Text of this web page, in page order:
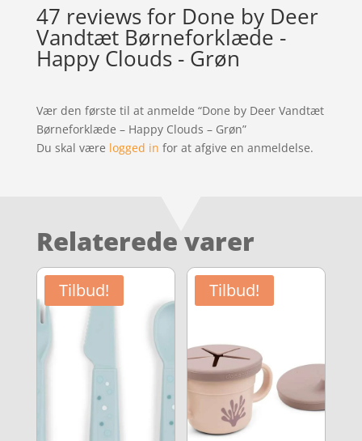
47 reviews for Done by Deer
Vandtæt Børneforklæde -
Happy Clouds - Grøn
Vær den første til at anmelde “Done by Deer Vandtæt
Børneforklæde – Happy Clouds – Grøn”
Du skal være logged in for at afgive en anmeldelse.
Relaterede varer
Tilbud! Tilbud!